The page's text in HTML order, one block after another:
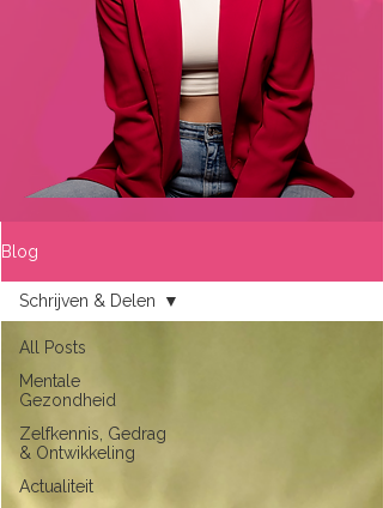
Blog
All Posts
Mentale
Gezondheid
Zelfkennis, Gedrag
& Ontwikkeling
Actualiteit
Schrijven & Delen